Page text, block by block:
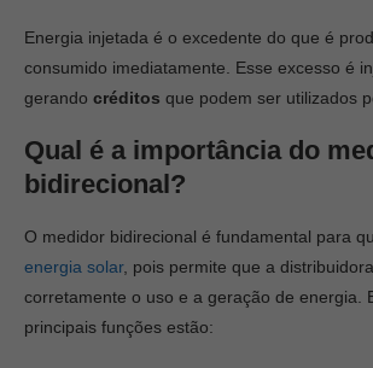
Energia injetada é o excedente do que é
consumido imediatamente. Esse excesso é
gerando créditos que podem ser utilizados
Qual é a importância do
bidirecional?
O medidor bidirecional é fundamental para
energia solar, pois permite que a
corretamente o uso e a geração de energia.
principais funções estão: